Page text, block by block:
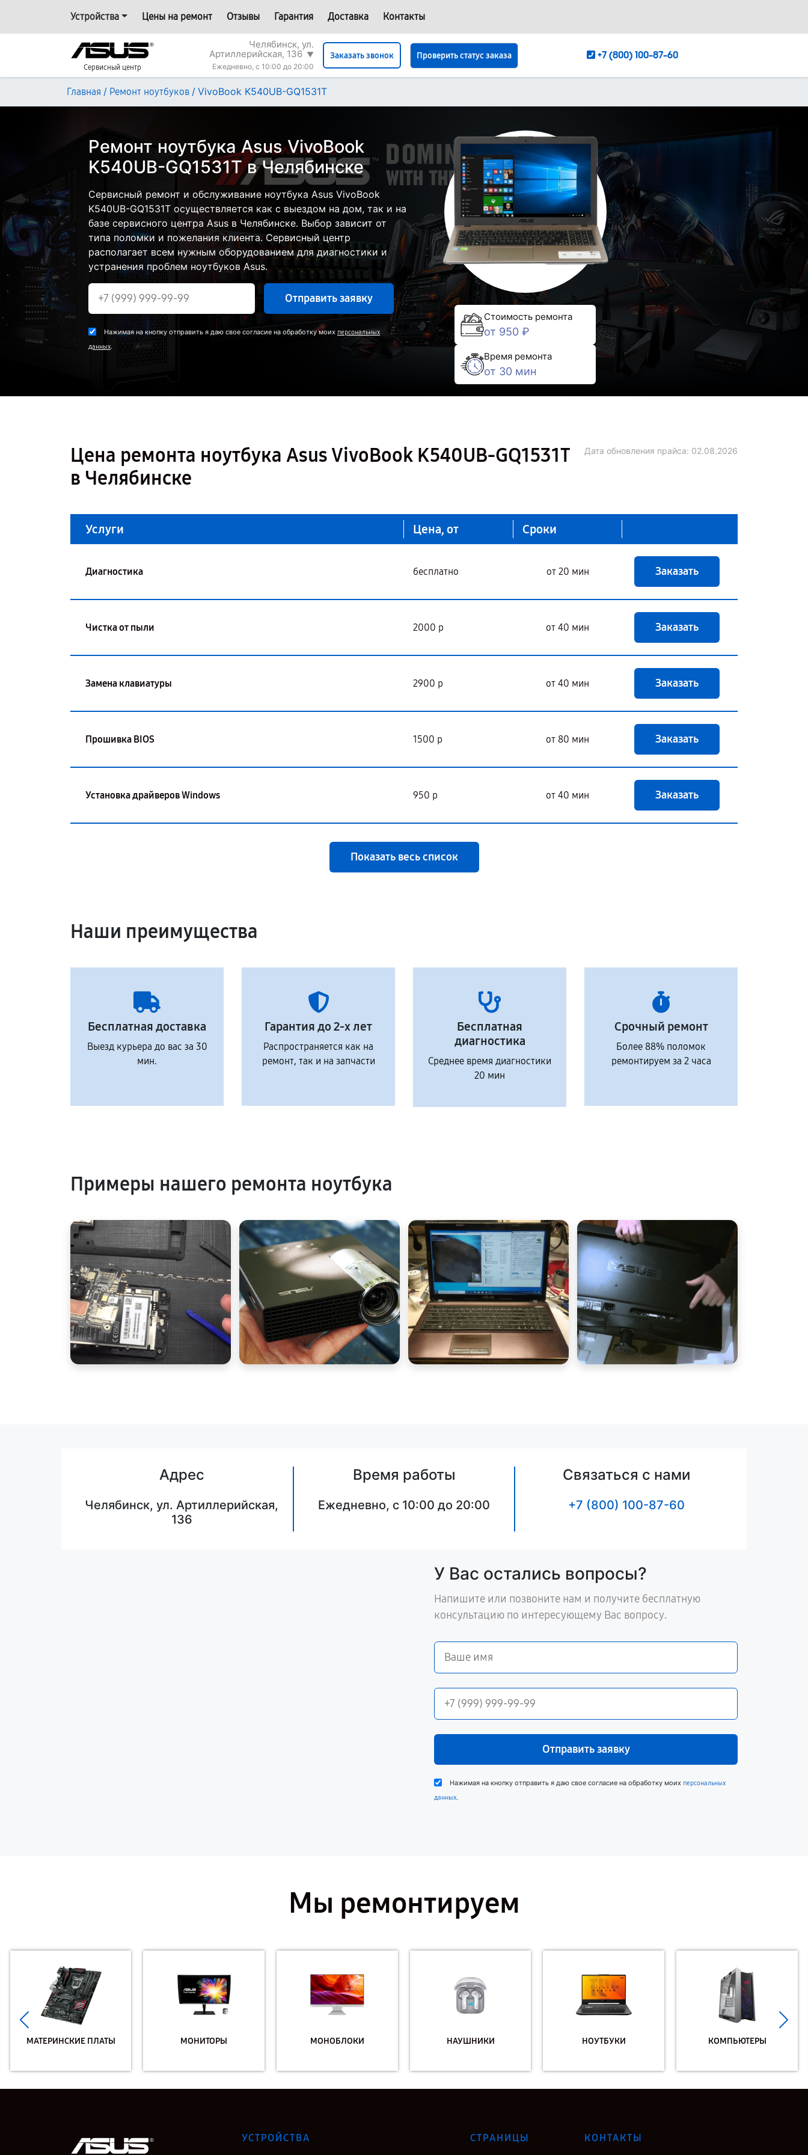
Устройства Цены на ремонт Отзывы Гарантия Доставка Контакты
Сервисный центр
Челябинск, ул.
Артиллерийская, 136 ▼
Ежедневно, с 10:00 до 20:00
Заказать звонок Проверить статус заказа +7 (800) 100-87-60
Главная / Ремонт ноутбуков / VivoBook K540UB-GQ1531T
Ремонт ноутбука Asus VivoBook
K540UB-GQ1531T в Челябинске
Сервисный ремонт и обслуживание ноутбука Asus VivoBook
K540UB-GQ1531T осуществляется как с выездом на дом, так и на
базе сервисного центра Asus в Челябинске. Выбор зависит от
типа поломки и пожелания клиента. Сервисный центр
располагает всем нужным оборудованием для диагностики и
устранения проблем ноутбуков Asus.
Отправить заявку
Нажимая на кнопку отправить я даю свое согласие на обработку моих персональных
данных.
Стоимость ремонта
от 950 ₽
Время ремонта
от 30 мин
Цена ремонта ноутбука Asus VivoBook K540UB-GQ1531T
в Челябинске
Дата обновления прайса: 02.08.2026
Услуги Цена, от Сроки
Диагностика бесплатно от 20 мин Заказать
Чистка от пыли 2000 р от 40 мин Заказать
Замена клавиатуры 2900 р от 40 мин Заказать
Прошивка BIOS 1500 р от 80 мин Заказать
Установка драйверов Windows 950 р от 40 мин Заказать
Показать весь список
Наши преимущества
Бесплатная доставка
Выезд курьера до вас за 30
мин.
Гарантия до 2-х лет
Распространяется как на
ремонт, так и на запчасти
Бесплатная
диагностика
Среднее время диагностики
20 мин
Срочный ремонт
Более 88% поломок
ремонтируем за 2 часа
Примеры нашего ремонта ноутбука
Адрес
Челябинск, ул. Артиллерийская,
136
Время работы
Ежедневно, с 10:00 до 20:00
Связаться с нами
+7 (800) 100-87-60
У Вас остались вопросы?
Напишите или позвоните нам и получите бесплатную
консультацию по интересующему Вас вопросу.
Отправить заявку
Нажимая на кнопку отправить я даю свое согласие на обработку моих персональных
данных.
Мы ремонтируем
МАТЕРИНСКИЕ ПЛАТЫ МОНИТОРЫ МОНОБЛОКИ НАУШНИКИ НОУТБУКИ КОМПЬЮТЕРЫ
УСТРОЙСТВА СТРАНИЦЫ КОНТАКТЫ